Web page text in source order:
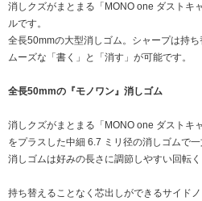
消しクズがまとまる「MONO one ダストキ
ルです。
全長50mmの大型消しゴム。シャープは持
ムーズな「書く」と「消す」が可能です。
全長50mmの『モノワン』消しゴム
消しクズがまとまる「MONO one ダストキ
をプラスした中細 6.7 ミリ径の消しゴムで一
消しゴムは好みの長さに調節しやすい回転く
持ち替えることなく芯出しができるサイドノ